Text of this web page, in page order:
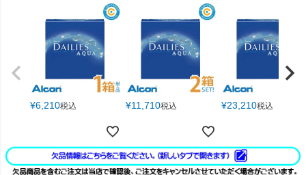
¥6,210税込 ¥11,710税込 ¥23,210税込